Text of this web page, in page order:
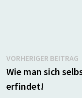
VORHERIGER BEITRAG
Wie man sich
erfindet!